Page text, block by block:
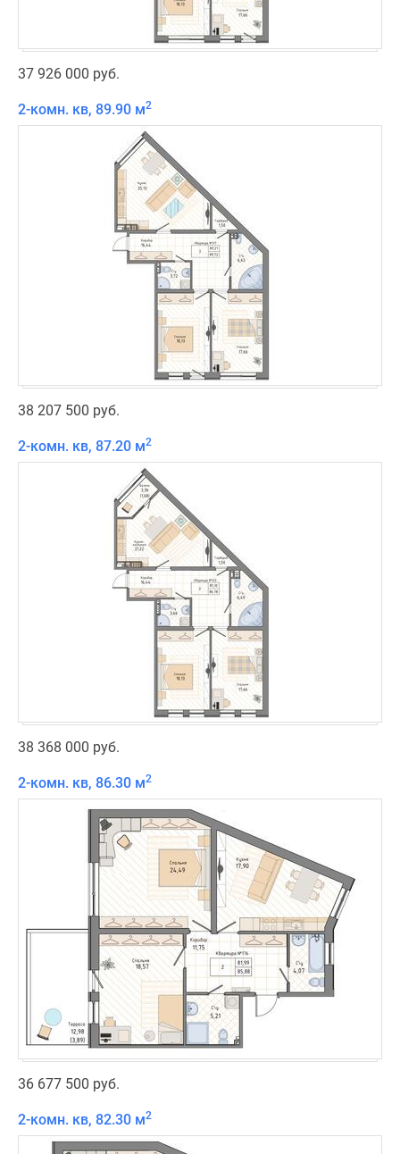
37 926 000 руб.
2-комн. кв, 89.90 м2
38 207 500 руб.
2-комн. кв, 87.20 м2
38 368 000 руб.
2-комн. кв, 86.30 м2
36 677 500 руб.
2-комн. кв, 82.30 м2